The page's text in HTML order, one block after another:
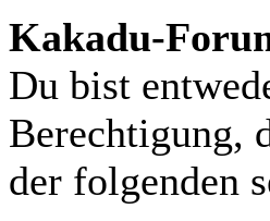
Kakadu-
Du bist
Berechtigung,
der folgenden